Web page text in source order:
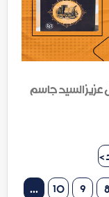
عزيز السيد جاسم
>
8
9
10
...